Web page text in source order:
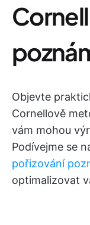
Objevte
Cornellově
vám mohou
Podívejme se
pořizování
optimalizovat